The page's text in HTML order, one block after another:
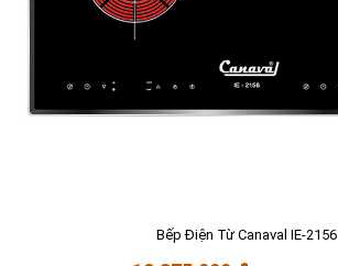
Bếp Điện Từ Canaval IE-2156